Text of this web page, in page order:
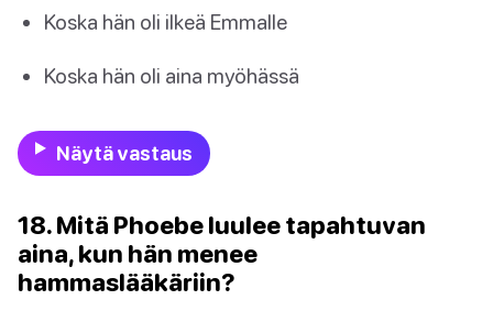
Koska hän oli ilkeä Emmalle
Koska hän oli aina myöhässä
Näytä vastaus
18. Mitä Phoebe luulee tapahtuvan
aina, kun hän menee
hammaslääkäriin?